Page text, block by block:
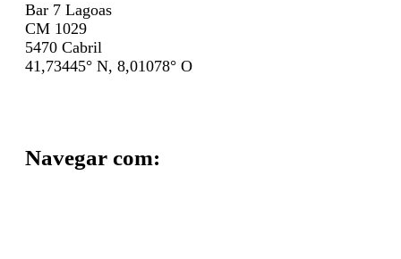
Bar 7 Lagoas
CM 1029
5470 Cabril
41,73445° N, 8,01078° O
Navegar com: